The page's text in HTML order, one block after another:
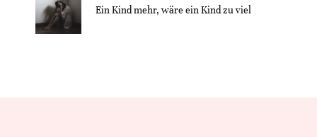
Ein Kind mehr, wäre ein Kind zu viel